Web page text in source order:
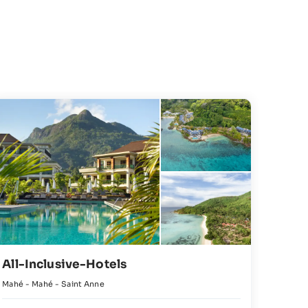
All-Inclusive-Hotels
Mahé - Mahé - Saint Anne